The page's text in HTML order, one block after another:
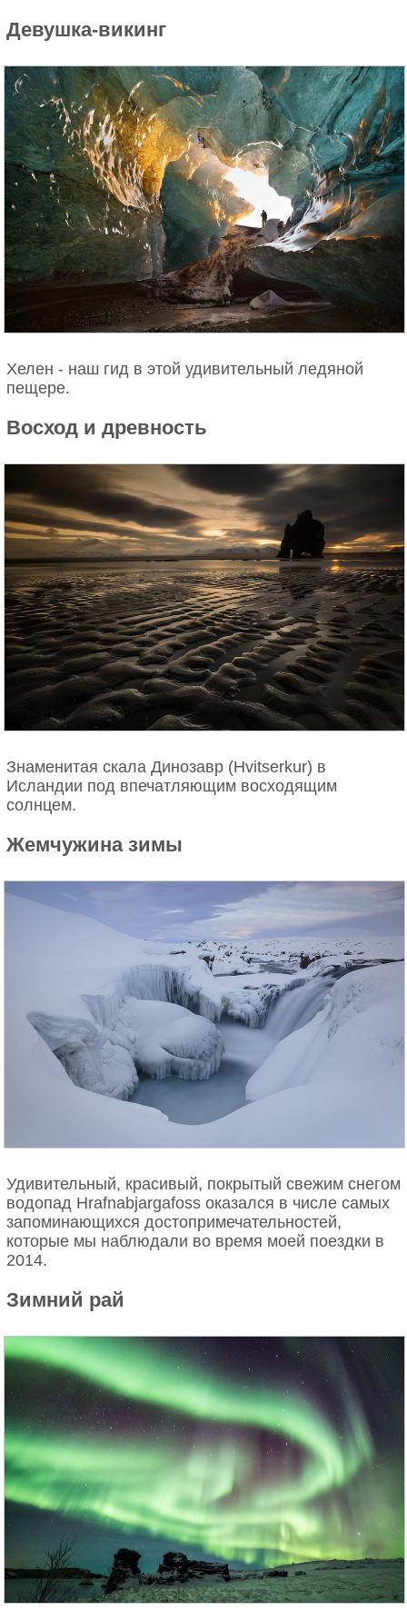
Девушка-викинг
Хелен - наш гид в этой удивительный ледяной
пещере.
Восход и древность
Знаменитая скала Динозавр (Hvitserkur) в
Исландии под впечатляющим восходящим
солнцем.
Жемчужина зимы
Удивительный, красивый, покрытый свежим снегом
водопад Hrafnabjargafoss оказался в числе самых
запоминающихся достопримечательностей,
которые мы наблюдали во время моей поездки в
2014.
Зимний рай